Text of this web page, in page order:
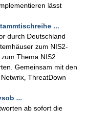
lässt
...
durch Deutschland
zum NIS2-
Thema NIS2
Gemeinsam mit den
ThreatDown
...
ab sofort die